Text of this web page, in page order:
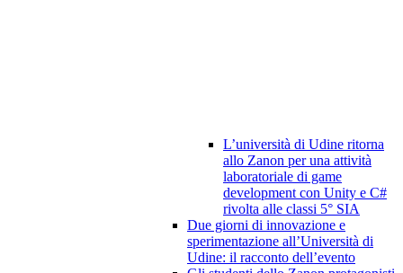
L’università di Udine ritorna
allo Zanon per una attività
laboratoriale di game
development con Unity e C#
rivolta alle classi 5° SIA
Due giorni di innovazione e
sperimentazione all’Università di
Udine: il racconto dell’evento